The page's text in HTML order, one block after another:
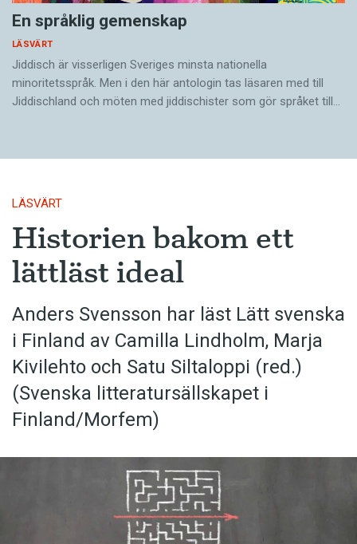
En språklig gemenskap
LÄSVÄRT
Jiddisch är visserligen Sveriges minsta nationella
minoritetsspråk. Men i den här antologin tas läsaren med till
Jiddischland och möten med jiddischister som gör språket till…
LÄSVÄRT
Historien bakom ett
lättläst ideal
Anders Svensson har läst Lätt svenska
i Finland av Camilla Lindholm, Marja
Kivilehto och Satu Siltaloppi (red.)
(Svenska litteratur­sällskapet i
Finland/Morfem)